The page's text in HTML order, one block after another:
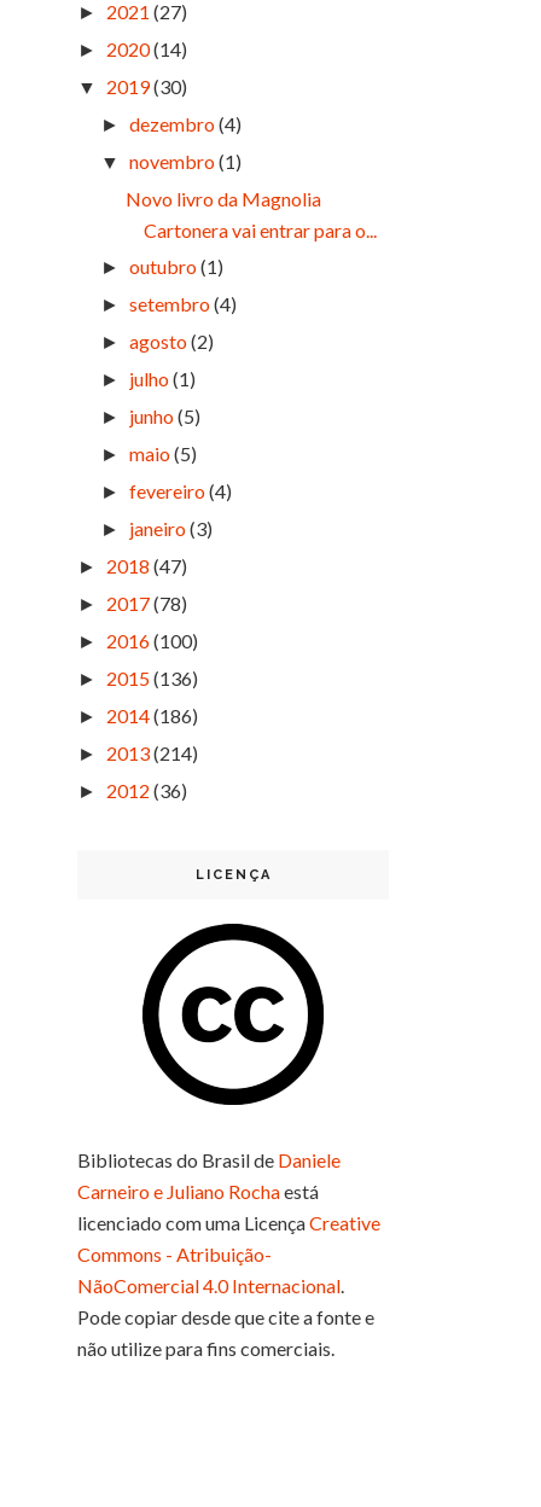
► 2021 (27)
► 2020(14)
▼ 2019(30)
►dezembro(4)
▼ novembro(1)
Novo livro da Magnolia
Cartonera vai entrar para o...
►outubro(1)
►setembro(4)
►agosto(2)
► julho(1)
► junho(5)
►maio(5)
►fevereiro(4)
► janeiro(3)
► 2018 (47)
► 2017(78)
► 2016(100)
► 2015(136)
► 2014(186)
► 2013(214)
► 2012 (36)
LICENÇA
Bibliotecas do Brasilde Daniele
Carneiro e Juliano Rochaestá
licenciado com uma LicençaCreative
Commons - Atribuição-
NãoComercial 4.0 Internacional.
Pode copiar desde que cite a fonte e
não utilize para fins comerciais.